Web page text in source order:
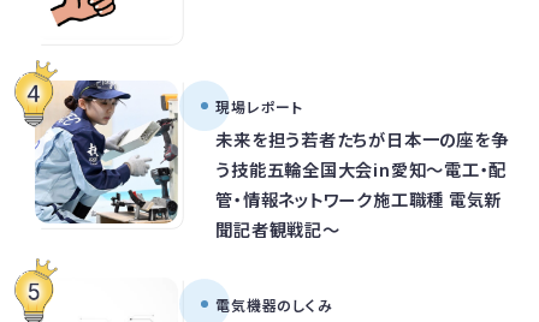
現場レポート
未来を担う若者たちが日本一の座を争
う技能五輪全国大会in愛知～電工・配
管・情報ネットワーク施工職種 電気新
聞記者観戦記～
電気機器のしくみ